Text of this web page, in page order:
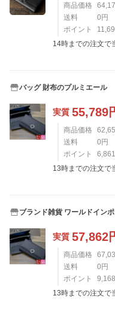
商品価格
送料
0 円
ポイント
14時までの注文で
バッグ 財布のプルミエール
実質 55,789
商品価格
送料
0 円
ポイント
6,861
13時までの注文で
ブランド雑貨 ワールドインポ
実質 57,862
商品価格
送料
0 円
ポイント
9,168
13時までの注文で